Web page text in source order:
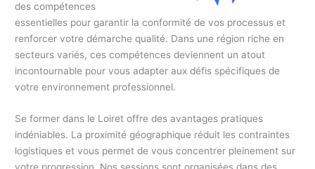
des compétences
essentielles pour garantir la conformité de vos processus et
renforcer votre démarche qualité. Dans une région riche en
secteurs variés, ces compétences deviennent un atout
incontournable pour vous adapter aux défis spécifiques de
votre environnement professionnel.
Se former dans le Loiret offre des avantages pratiques
indéniables. La proximité géographique réduit les contraintes
logistiques et vous permet de vous concentrer pleinement sur